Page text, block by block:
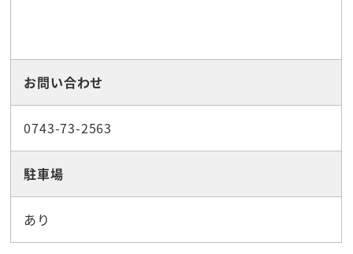
お問い合わせ
0743-73-2563
駐車場
あり